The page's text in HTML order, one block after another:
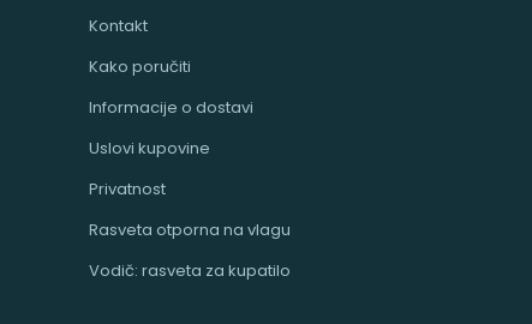
Kontakt
Kako poručiti
Informacije o dostavi
Uslovi kupovine
Privatnost
Rasveta otporna na vlagu
Vodič: rasveta za kupatilo